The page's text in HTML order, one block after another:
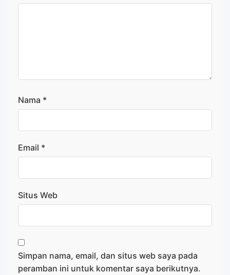
Nama *
Email *
Situs Web
Simpan nama, email, dan situs web saya pada
peramban ini untuk komentar saya berikutnya.